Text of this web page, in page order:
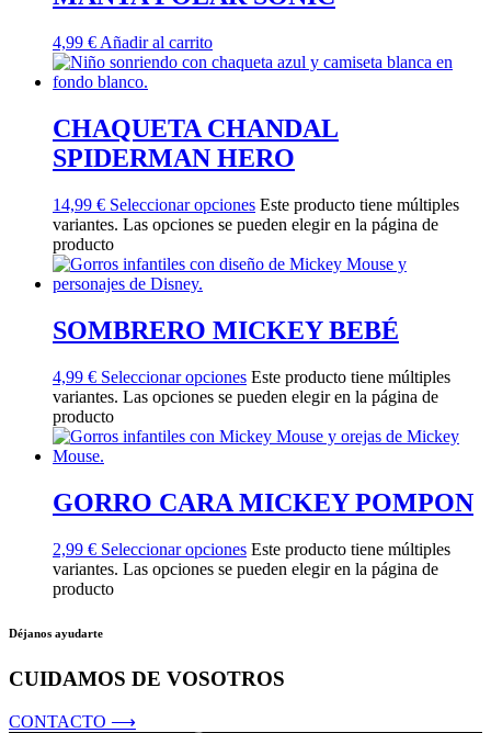
4,99 € Añadir al carrito
CHAQUETA CHANDAL
SPIDERMAN HERO
14,99 € Seleccionar opciones Este producto tiene múltiples
variantes. Las opciones se pueden elegir en la página de
producto
SOMBRERO MICKEY BEBÉ
4,99 € Seleccionar opciones Este producto tiene múltiples
variantes. Las opciones se pueden elegir en la página de
producto
GORRO CARA MICKEY POMPON
2,99 € Seleccionar opciones Este producto tiene múltiples
variantes. Las opciones se pueden elegir en la página de
producto
Déjanos ayudarte
CUIDAMOS DE VOSOTROS
CONTACTO ⟶